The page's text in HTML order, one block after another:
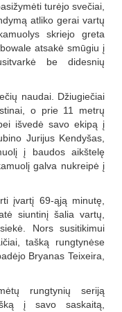
turėjo svečiai,
atliko gerai vartų
skriejo greta
atsakė smūgiu į
be didesnių
naudai. Džiugiečiai
o prie 11 metrų
išvedė savo ekipą į
Jurijus Kendyšas,
į baudos aikštelę
galva nukreipė į
įvartį 69-ąją minutę,
siuntinį šalia vartų,
Nors susitikimui
tašką rungtynėse
Bryanas Teixeira,
rungtynių seriją
į savo saskaitą,